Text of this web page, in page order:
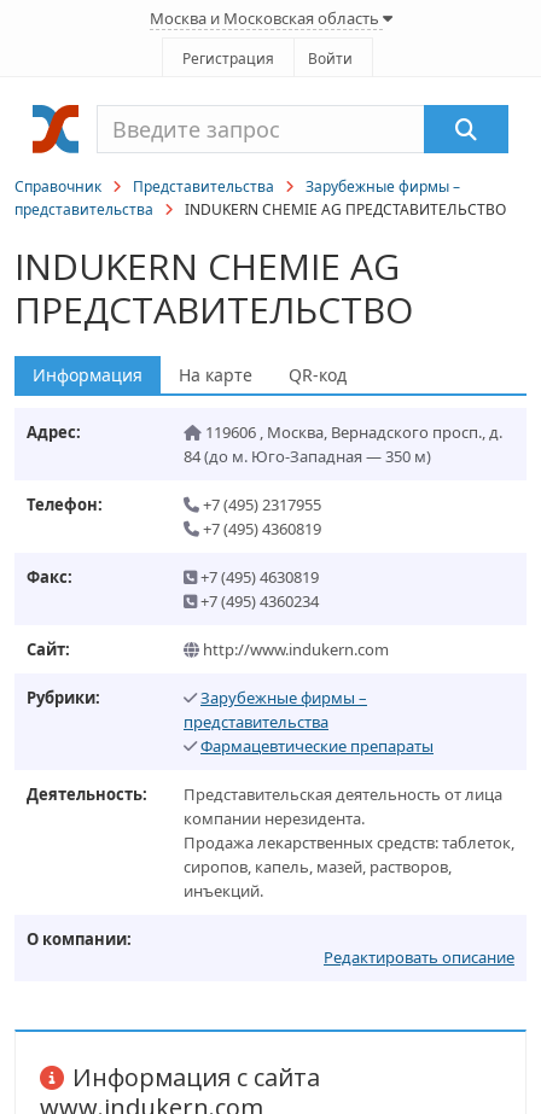
Москва и Московская область
Регистрация Войти
Справочник Представительства
Зарубежные фирмы –
представительства
INDUKERN CHEMIE AG ПРЕДСТАВИТЕЛЬСТВО
INDUKERN CHEMIE AG
ПРЕДСТАВИТЕЛЬСТВО
Информация На карте QR-код
Адрес: 119606 , Москва, Вернадского просп., д.
84(до м. Юго-Западная — 350 м)
Телефон:
+7 (495) 2317955
+7 (495) 4360819
Факс:
+7 (495) 4630819
+7 (495) 4360234
Сайт: http://www.indukern.com
Рубрики:
Зарубежные фирмы –
представительства
Фармацевтические препараты
Деятельность:
Представительская деятельность от лица
компании нерезидента.
Продажа лекарственных средств: таблеток,
сиропов, капель, мазей, растворов,
инъекций.
О компании:
Редактировать описание
Информация с сайта
www.indukern.com